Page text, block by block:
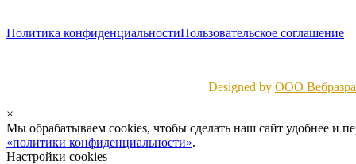
Политика конфиденциальностиПользовательское соглашение
Designed by ООО
×
Мы обрабатываем cookies, чтобы сделать наш сайт удобнее и
«политики конфиденциальности».
Настройки cookies